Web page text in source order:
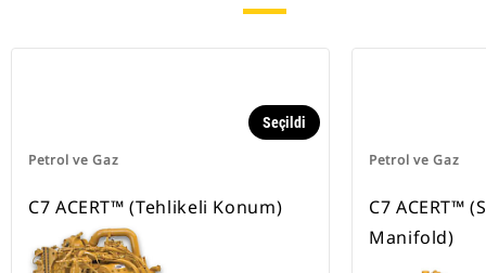
Petrol ve Gaz
Seçildi
C7 ACERT™ (Tehlikeli Konum)
Petrol ve Gaz
C7 ACERT™
Manifold)